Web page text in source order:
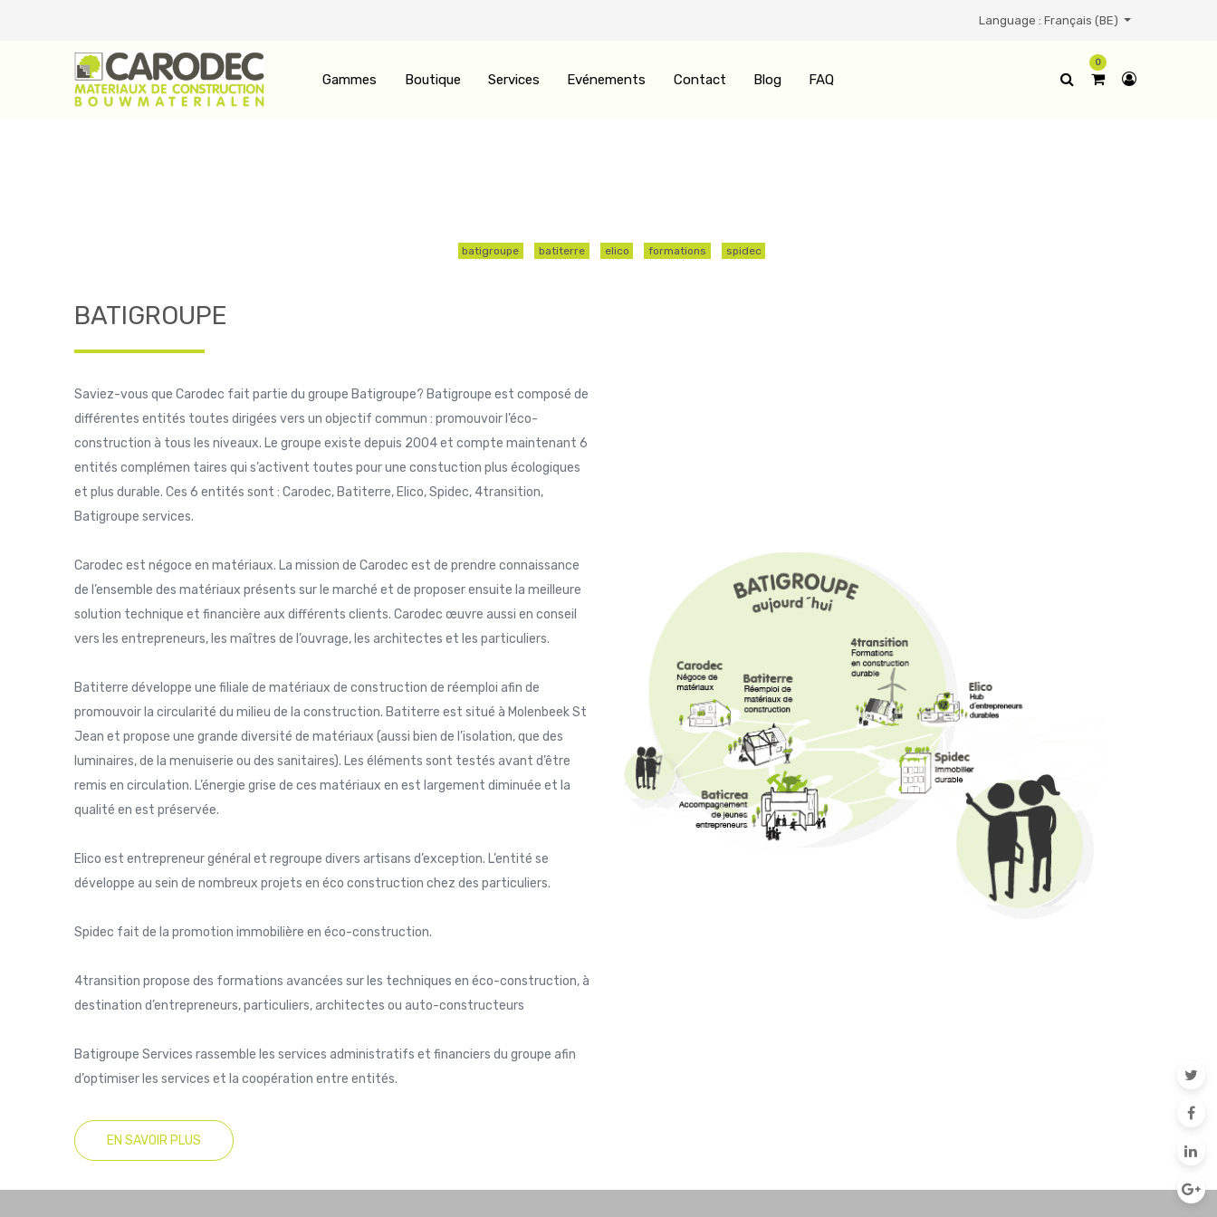
Language : Français (BE)
Gammes Boutique Services Evénements Contact Blog FAQ
0
batigroupe batiterre elico formations spidec
BATIGROUPE
Saviez-vous que Carodec fait partie du groupe Batigroupe? Batigroupe est composé de
différentes entités toutes dirigées vers un objectif commun : promouvoir l’éco-
construction à tous les niveaux. Le groupe existe depuis 2004 et compte maintenant 6
entités complémen taires qui s’activent toutes pour une constuction plus écologiques
et plus durable. Ces 6 entités sont : Carodec, Batiterre, Elico, Spidec, 4transition,
Batigroupe services.
Carodec est négoce en matériaux. La mission de Carodec est de prendre connaissance
de l’ensemble des matériaux présents sur le marché et de proposer ensuite la meilleure
solution technique et financière aux différents clients. Carodec œuvre aussi en conseil
vers les entrepreneurs, les maîtres de l’ouvrage, les architectes et les particuliers.
Batiterre développe une filiale de matériaux de construction de réemploi afin de
promouvoir la circularité du milieu de la construction. Batiterre est situé à Molenbeek St
Jean et propose une grande diversité de matériaux (aussi bien de l’isolation, que des
luminaires, de la menuiserie ou des sanitaires). Les éléments sont testés avant d’être
remis en circulation. L’énergie grise de ces matériaux en est largement diminuée et la
qualité en est préservée.
Elico est entrepreneur général et regroupe divers artisans d’exception. L’entité se
développe au sein de nombreux projets en éco construction chez des particuliers.
Spidec fait de la promotion immobilière en éco-construction.
4transition propose des formations avancées sur les techniques en éco-construction, à
destination d’entrepreneurs, particuliers, architectes ou auto-constructeurs
Batigroupe Services rassemble les services administratifs et financiers du groupe afin
d’optimiser les services et la coopération entre entités.
EN SAVOIR PLUS